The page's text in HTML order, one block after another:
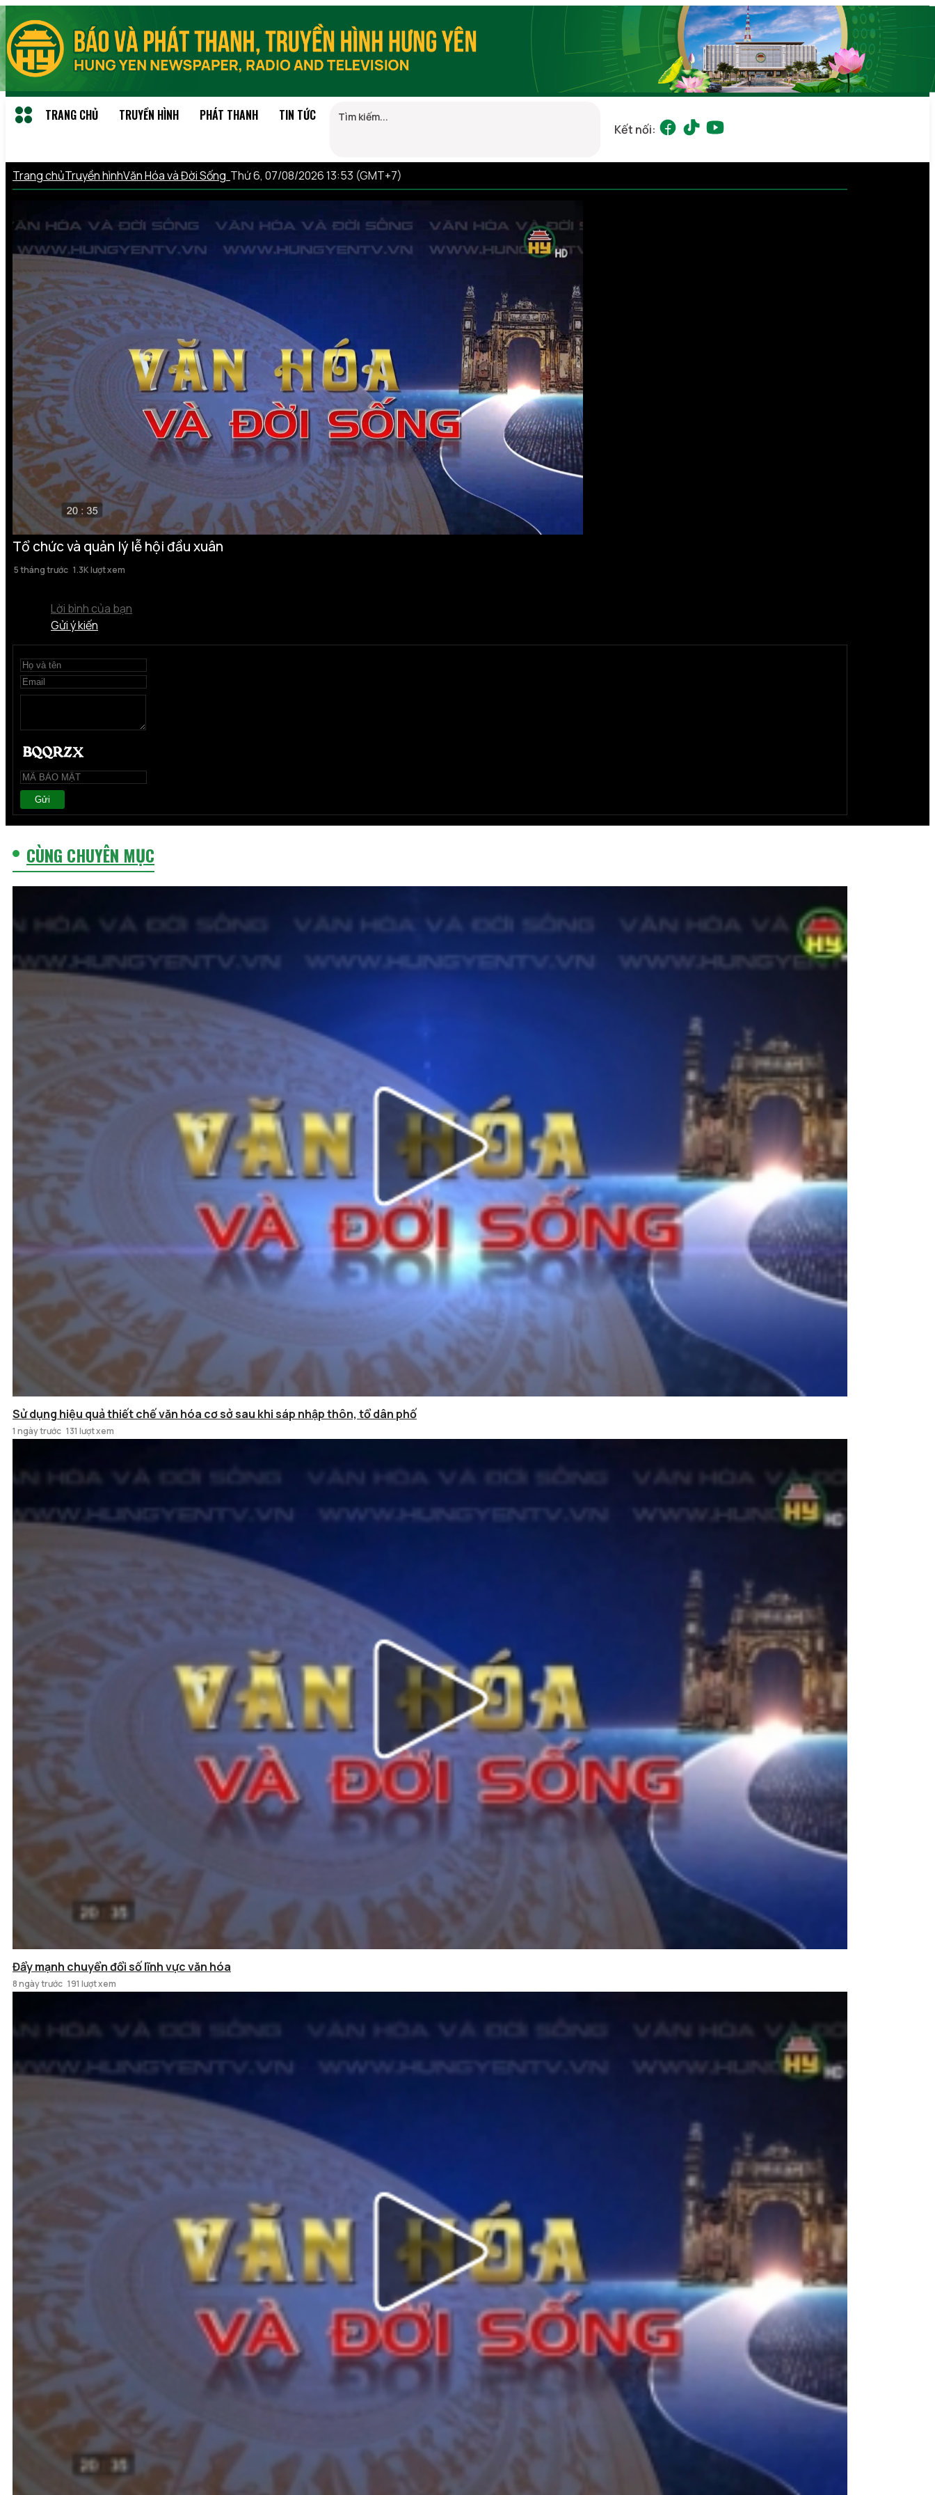
TRANG CHỦ TRUYỀN HÌNH PHÁT THANH TIN TỨC
Kết nối:
Trang chủTruyền hìnhVăn Hóa và Đời Sống Thứ 6, 07/08/2026 13:53 (GMT+7)
Tổ chức và quản lý lễ hội đầu xuân
5 tháng trước 1.3K lượt xem
Lời bình của bạn
Gửi ý kiến
Gửi
CÙNG CHUYÊN MỤC
Sử dụng hiệu quả thiết chế văn hóa cơ sở sau khi sáp nhập thôn, tổ dân phố
1 ngày trước 131 lượt xem
Đẩy mạnh chuyển đổi số lĩnh vực văn hóa
8 ngày trước 191 lượt xem